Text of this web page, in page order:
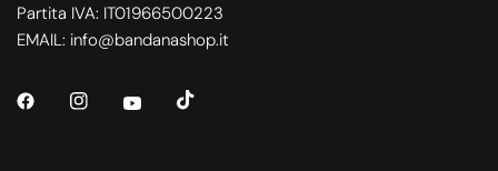
Partita IVA: IT01966500223
EMAIL: info@bandanashop.it